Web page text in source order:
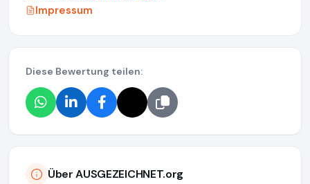
Impressum
Diese Bewertung teilen:
Über AUSGEZEICHNET.org